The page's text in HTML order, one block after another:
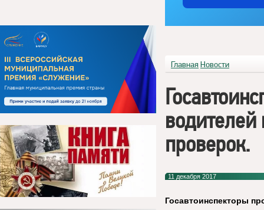
Главная Новости
проверок.
11 декабря 2017
Госавтоинспекторы